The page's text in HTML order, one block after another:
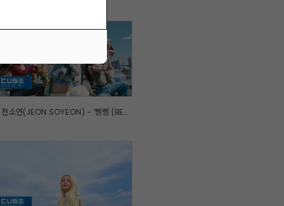
전소연(JEON SOYEON) - '삠삠 (BE...